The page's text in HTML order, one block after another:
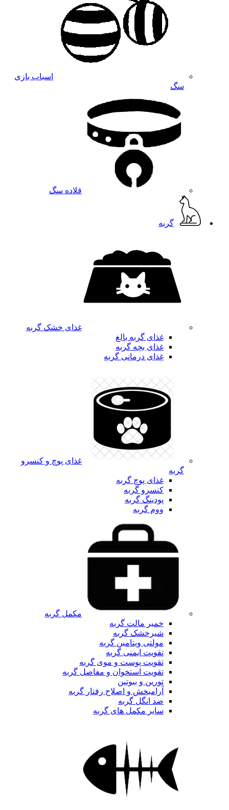
اسباب بازی
سگ
قلاده سگ
گربه
غذای خشک گربه
غذای گربه بالغ
غذای بچه گربه
غذای درمانی گربه
غذای پوچ و کنسرو
گربه
غذای پوچ گربه
کنسرو گربه
پودینگ گربه
ووم گربه
مکمل گربه
خمیر مالت گربه
شیرخشک گربه
مولتی ویتامین گربه
تقویت ایمنی گربه
تقویت پوست و موی گربه
تقویت استخوان و مفاصل گربه
تورین و بیوتین
آرامبخش و اصلاح رفتار گربه
ضد انگل گربه
سایر مکمل های گربه